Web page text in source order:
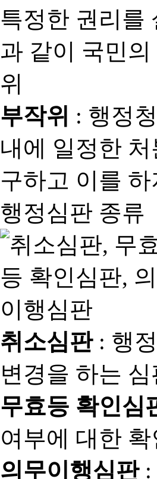
특정한 권리를
과 같이 국민
위
부작위 : 행정
내에 일정한
구하고 이를
행정심판 종류
취소심판: 행
변경을 하는 심
무효등 확인심
여부에 대한
의무이행심판: